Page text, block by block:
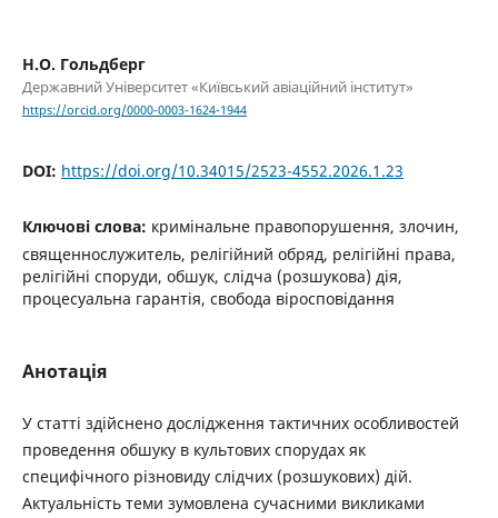
Н.О. Гольдберг
Державний Університет «Київський авіаційний інститут»
https://orcid.org/0000-0003-1624-1944
DOI: https://doi.org/10.34015/2523-4552.2026.1.23
Ключові слова: кримінальне правопорушення, злочин,
священнослужитель, релігійний обряд, релігійні права,
релігійні споруди, обшук, слідча (розшукова) дія,
процесуальна гарантія, свобода віросповідання
Анотація
У статті здійснено дослідження тактичних особливостей
проведення обшуку в культових спорудах як
специфічного різновиду слідчих (розшукових) дій.
Актуальність теми зумовлена сучасними викликами